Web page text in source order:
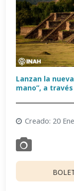
Lanzan la
mano”, a
Creado: 20